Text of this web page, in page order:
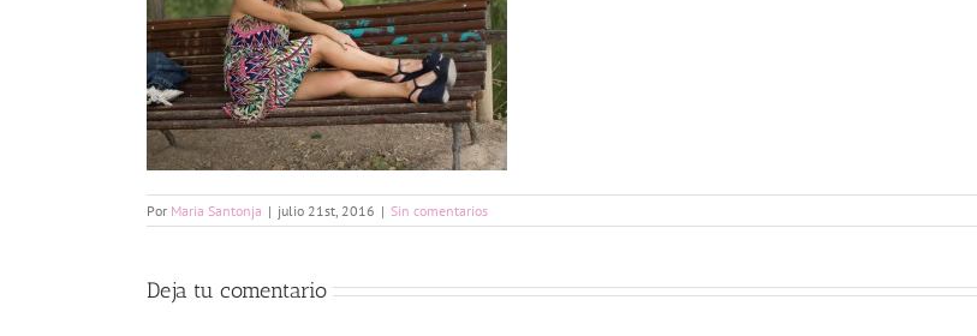
Por Maria Santonja | julio 21st, 2016 | Sin comentarios
Deja tu comentario